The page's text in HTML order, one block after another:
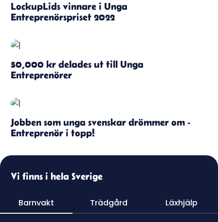
LockupLids vinnare i Unga
Entreprenörspriset 2022
50,000 kr delades ut till Unga
Entreprenörer
Jobben som unga svenskar drömmer om -
Entreprenör i topp!
Vi finns i hela Sverige
Barnvakt Trädgård Läxhjälp